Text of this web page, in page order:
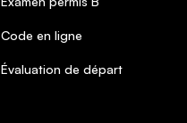
Code en ligne
Évaluation de départ